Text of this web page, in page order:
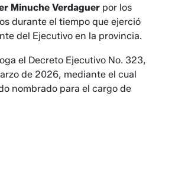
Minuche Verdaguer por los
durante el tiempo que ejerció
del Ejecutivo en la provincia.
el Decreto Ejecutivo No. 323,
de 2026, mediante el cual
nombrado para el cargo de